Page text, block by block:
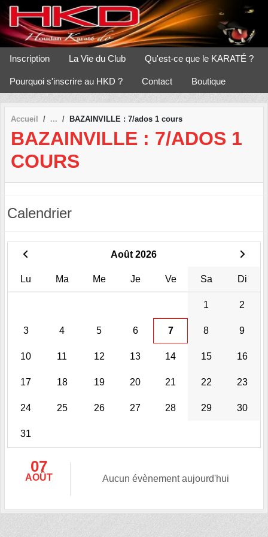
Inscription La Vie du Club Qu'est-ce que le KARATÉ ?
Pourquoi s'inscrire au HKD ? Contact Boutique
Accueil BAZAINVILLE : 7/ados 1 cours
BAZAINVILLE : 7/ADOS 1
COURS
Calendrier
Août 2026
Lu Ma Me Je Ve Sa Di
1 2
3 4 5 6 7 8 9
10 11 12 13 14 15 16
17 18 19 20 21 22 23
24 25 26 27 28 29 30
31
07
AOÛT Aucun évènement aujourd'hui
Panneau de gestion des cookies